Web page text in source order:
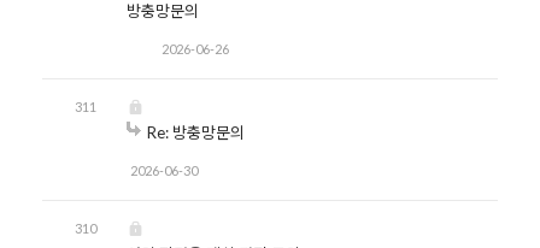
방충망문의
2026-06-26
311
Re: 방충망문의
2026-06-30
310